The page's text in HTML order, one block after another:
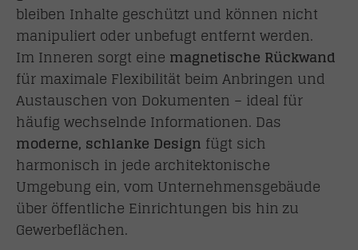
bleiben Inhalte geschützt und können nicht
manipuliert oder unbefugt entfernt werden.
Im Inneren sorgt eine magnetische Rückwand
für maximale Flexibilität beim Anbringen und
Austauschen von Dokumenten – ideal für
häufig wechselnde Informationen. Das
moderne, schlanke Design fügt sich
harmonisch in jede architektonische
Umgebung ein, vom Unternehmensgebäude
über öffentliche Einrichtungen bis hin zu
Gewerbeflächen.